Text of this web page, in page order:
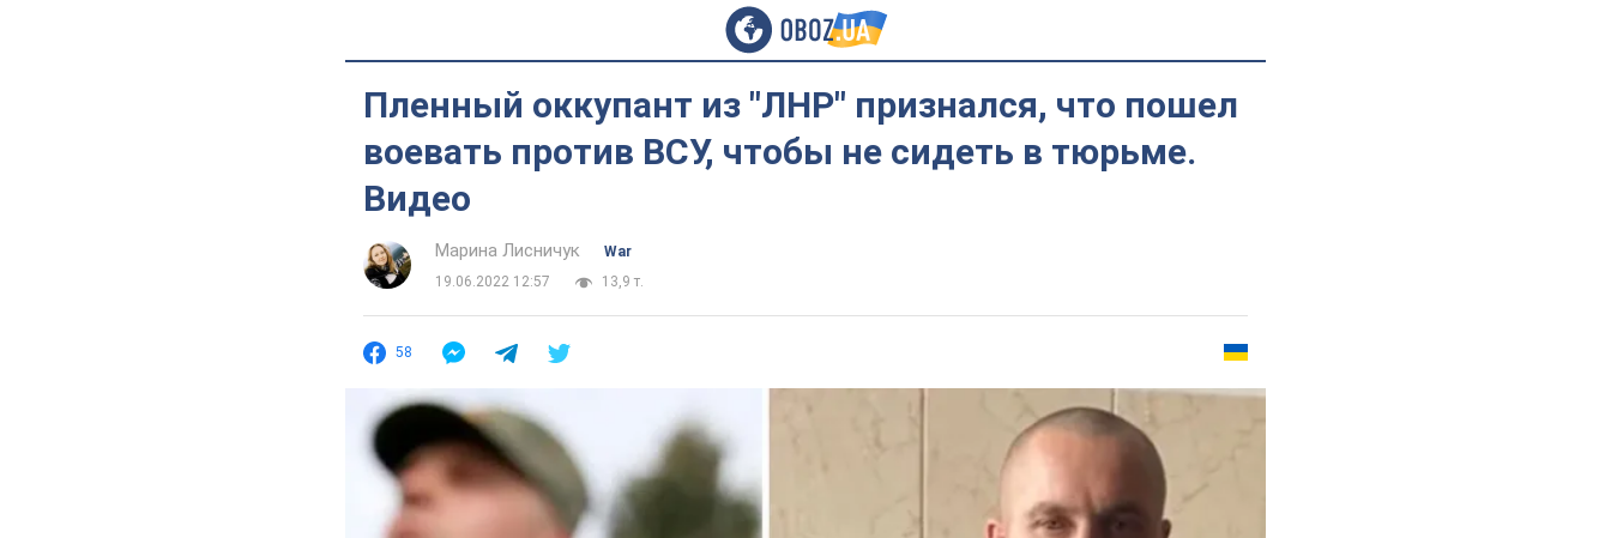
Пленный оккупант из "ЛНР" признался, что пошел
воевать против ВСУ, чтобы не сидеть в тюрьме.
Видео
Марина Лисничук
War
19.06.2022 12:57
13,9 т.
58